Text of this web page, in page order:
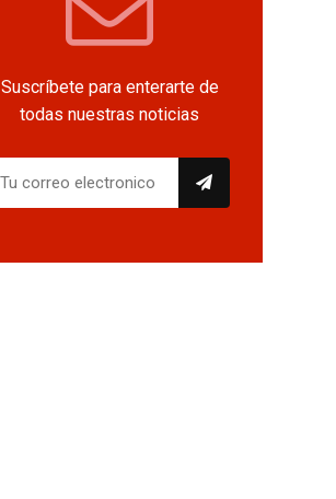
Suscríbete para enterarte de
todas nuestras noticias